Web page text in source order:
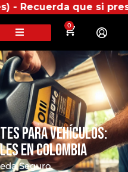
que si presentas tu
0
para Vehículos:
en Colombia
Seguro